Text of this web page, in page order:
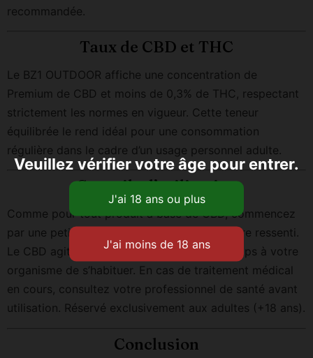
recommandée.
Taux de CBD et THC
Le BZ1 OUTDOOR affiche une concentration de
Premium de CBD et moins de 0,3% de THC, respectant
strictement les normes en vigueur. Cette teneur
équilibrée le rend idéal pour une consommation
régulière dans le cadre d’un usage personnel adulte.
Conseils d’utilisation
Comme pour tout produit à base de CBD, commencez
par une petite quantité et adaptez selon votre ressenti.
Le CBD agit progressivement : laissez le temps à votre
organisme de s’habituer. En cas de traitement médical
en cours, consultez votre professionnel de santé avant
utilisation. Réservé exclusivement aux adultes (+18 ans).
Conclusion
Veuillez vérifier votre âge pour entrer.